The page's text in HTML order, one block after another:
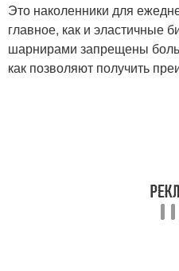
Это наколенники для
главное, как и эластичные
шарнирами запрещены
как позволяют получить